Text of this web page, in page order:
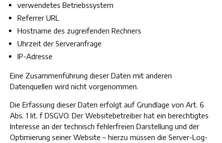
verwendetes Betriebssystem
Referrer URL
Hostname des zugreifenden Rechners
Uhrzeit der Serveranfrage
IP-Adresse
Eine Zusammenführung dieser Daten mit anderen
Datenquellen wird nicht vorgenommen.
Die Erfassung dieser Daten erfolgt auf Grundlage von Art. 6
Abs. 1 lit. f DSGVO. Der Websitebetreiber hat ein berechtigtes
Interesse an der technisch fehlerfreien Darstellung und der
Optimierung seiner Website – hierzu müssen die Server-Log-